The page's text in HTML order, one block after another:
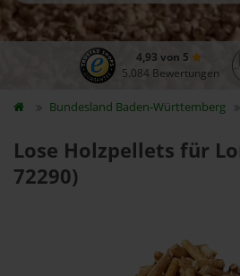
4,93 von 5
5.084 Bewertungen
Bundesland Baden-Württemberg
Lose Holzpellets für
72290)